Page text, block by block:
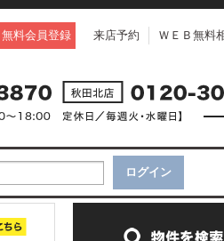
無料会員登録 来店予約 ＷＥＢ無料